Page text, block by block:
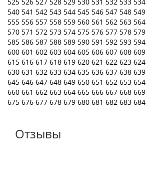
540 541 542 543 544 545 546 547 548 549
555 556 557 558 559 560 561 562 563 564
570 571 572 573 574 575 576 577 578 579
585 586 587 588 589 590 591 592 593 594
600 601 602 603 604 605 606 607 608 609
615 616 617 618 619 620 621 622 623 624
630 631 632 633 634 635 636 637 638 639
645 646 647 648 649 650 651 652 653 654
660 661 662 663 664 665 666 667 668 669
675 676 677 678 679 680 681 682 683 684
Отзывы